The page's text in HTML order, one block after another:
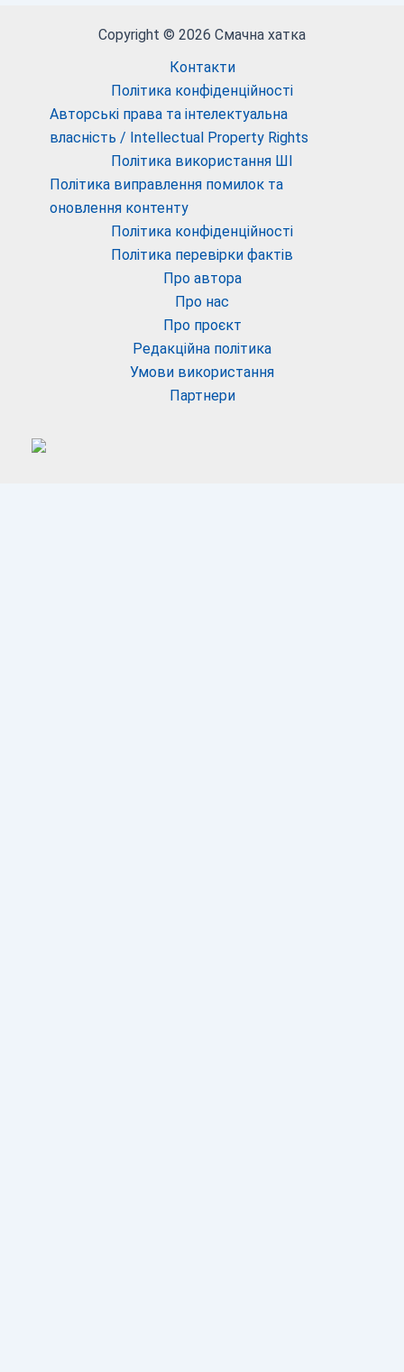
Copyright © 2026 Смачна хатка
Контакти
Політика конфіденційності
Авторські права та інтелектуальна
власність / Intellectual Property Rights
Політика використання ШІ
Політика виправлення помилок та
оновлення контенту
Політика конфіденційності
Політика перевірки фактів
Про автора
Про нас
Про проєкт
Редакційна політика
Умови використання
Партнери